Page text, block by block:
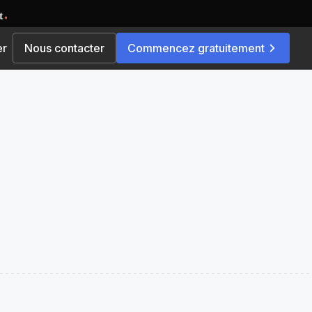
temps record. Ravissez-les et
Nous contacter Commencez gratuitement